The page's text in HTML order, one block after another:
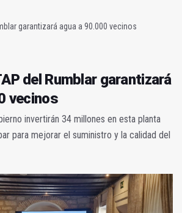
garantizará agua a 90.000 vecinos
del Rumblar garantizará
vecinos
invertirán 34 millones en esta planta
para mejorar el suministro y la calidad del